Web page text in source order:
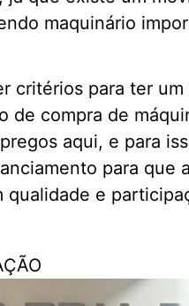
maquinário
critérios para ter
de compra de
aqui, e para
para que
qualidade e